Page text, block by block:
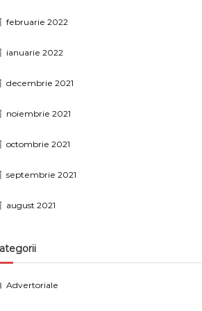
februarie 2022
ianuarie 2022
decembrie 2021
noiembrie 2021
octombrie 2021
septembrie 2021
august 2021
Advertoriale